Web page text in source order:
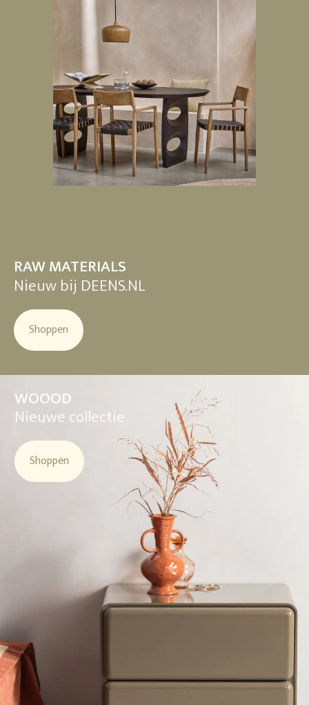
RAW MATERIALS
Nieuw bij DEENS.NL
Shoppen
WOOOD
Nieuwe collectie
Shoppen